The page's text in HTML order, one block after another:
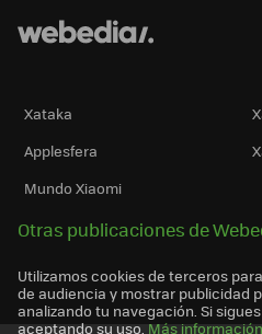
Xataka
Applesfera
Mundo Xiaomi
Otras publicaciones de
Utilizamos cookies de terceros
de audiencia y mostrar publicidad
analizando tu navegación. Si
aceptando su uso. Más información